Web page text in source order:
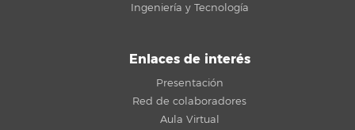
Ingeniería y Tecnología
Enlaces de interés
Presentación
Red de colaboradores
Aula Virtual